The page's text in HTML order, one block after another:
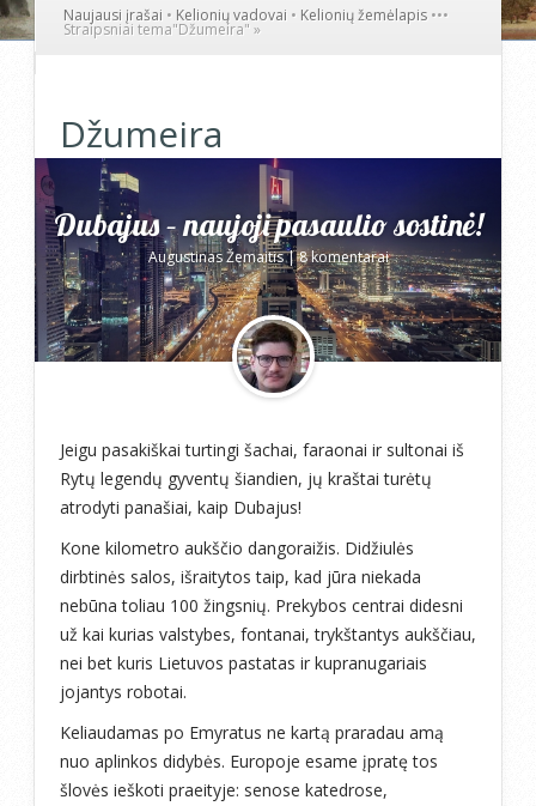
Naujausi įrašai • Kelionių vadovai • Kelionių žemėlapis •••
Straipsniai tema"Džumeira" »
Džumeira
Dubajus – naujoji pasaulio sostinė!
Augustinas Žemaitis|8 komentarai
Jeigu pasakiškai turtingi šachai, faraonai ir sultonai iš
Rytų legendų gyventų šiandien, jų kraštai turėtų
atrodyti panašiai, kaip Dubajus!
Kone kilometro aukščio dangoraižis. Didžiulės
dirbtinės salos, išraitytos taip, kad jūra niekada
nebūna toliau 100 žingsnių. Prekybos centrai didesni
už kai kurias valstybes, fontanai, trykštantys aukščiau,
nei bet kuris Lietuvos pastatas ir kupranugariais
jojantys robotai.
Keliaudamas po Emyratus ne kartą praradau amą
nuo aplinkos didybės. Europoje esame įpratę tos
šlovės ieškoti praeityje: senose katedrose,